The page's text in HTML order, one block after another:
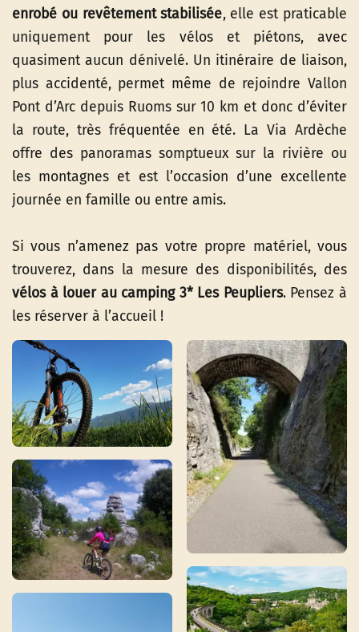
enrobé ou revêtement stabilisée, elle est praticable
uniquement pour les vélos et piétons, avec
quasiment aucun dénivelé. Un itinéraire de liaison,
plus accidenté, permet même de rejoindre Vallon
Pont d’Arc depuis Ruoms sur 10 km et donc d’éviter
la route, très fréquentée en été. La Via Ardèche
offre des panoramas somptueux sur la rivière ou
les montagnes et est l’occasion d’une excellente
journée en famille ou entre amis.
Si vous n’amenez pas votre propre matériel, vous
trouverez, dans la mesure des disponibilités, des
vélos à louer au camping 3* Les Peupliers. Pensez à
les réserver à l’accueil !